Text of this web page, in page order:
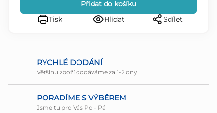
Přidat do košíku
Tisk
Hlídat Sdílet
RYCHLÉ DODÁNÍ
Většinu zboží dodáváme za 1-2 dny
PORADÍME S VÝBĚREM
Jsme tu pro Vás Po - Pá